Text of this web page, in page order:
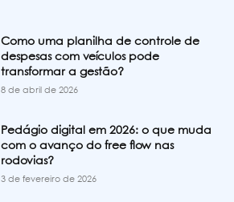
Como uma planilha de controle de
despesas com veículos pode
transformar a gestão?
8 de abril de 2026
Pedágio digital em 2026: o que muda
com o avanço do free flow nas
rodovias?
3 de fevereiro de 2026